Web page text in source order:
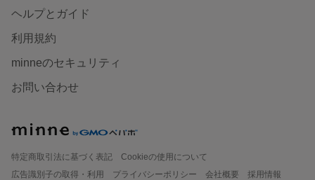
ヘルプとガイド
利用規約
minneのセキュリティ
お問い合わせ
特定商取引法に基づく表記
Cookieの使用について
広告識別子の取得・利用
プライバシーポリシー 会社概要
採用情報